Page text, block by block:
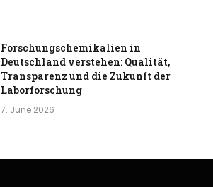
Forschungschemikalien in
Deutschland verstehen: Qualität,
Transparenz und die Zukunft der
Laborforschung
7. June 2026